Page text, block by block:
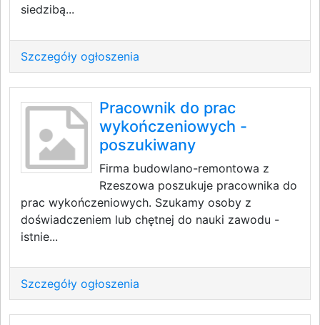
siedzibą...
Szczegóły ogłoszenia
Pracownik do prac
wykończeniowych -
poszukiwany
Firma budowlano-remontowa z
Rzeszowa poszukuje pracownika do
prac wykończeniowych. Szukamy osoby z
doświadczeniem lub chętnej do nauki zawodu -
istnie...
Szczegóły ogłoszenia